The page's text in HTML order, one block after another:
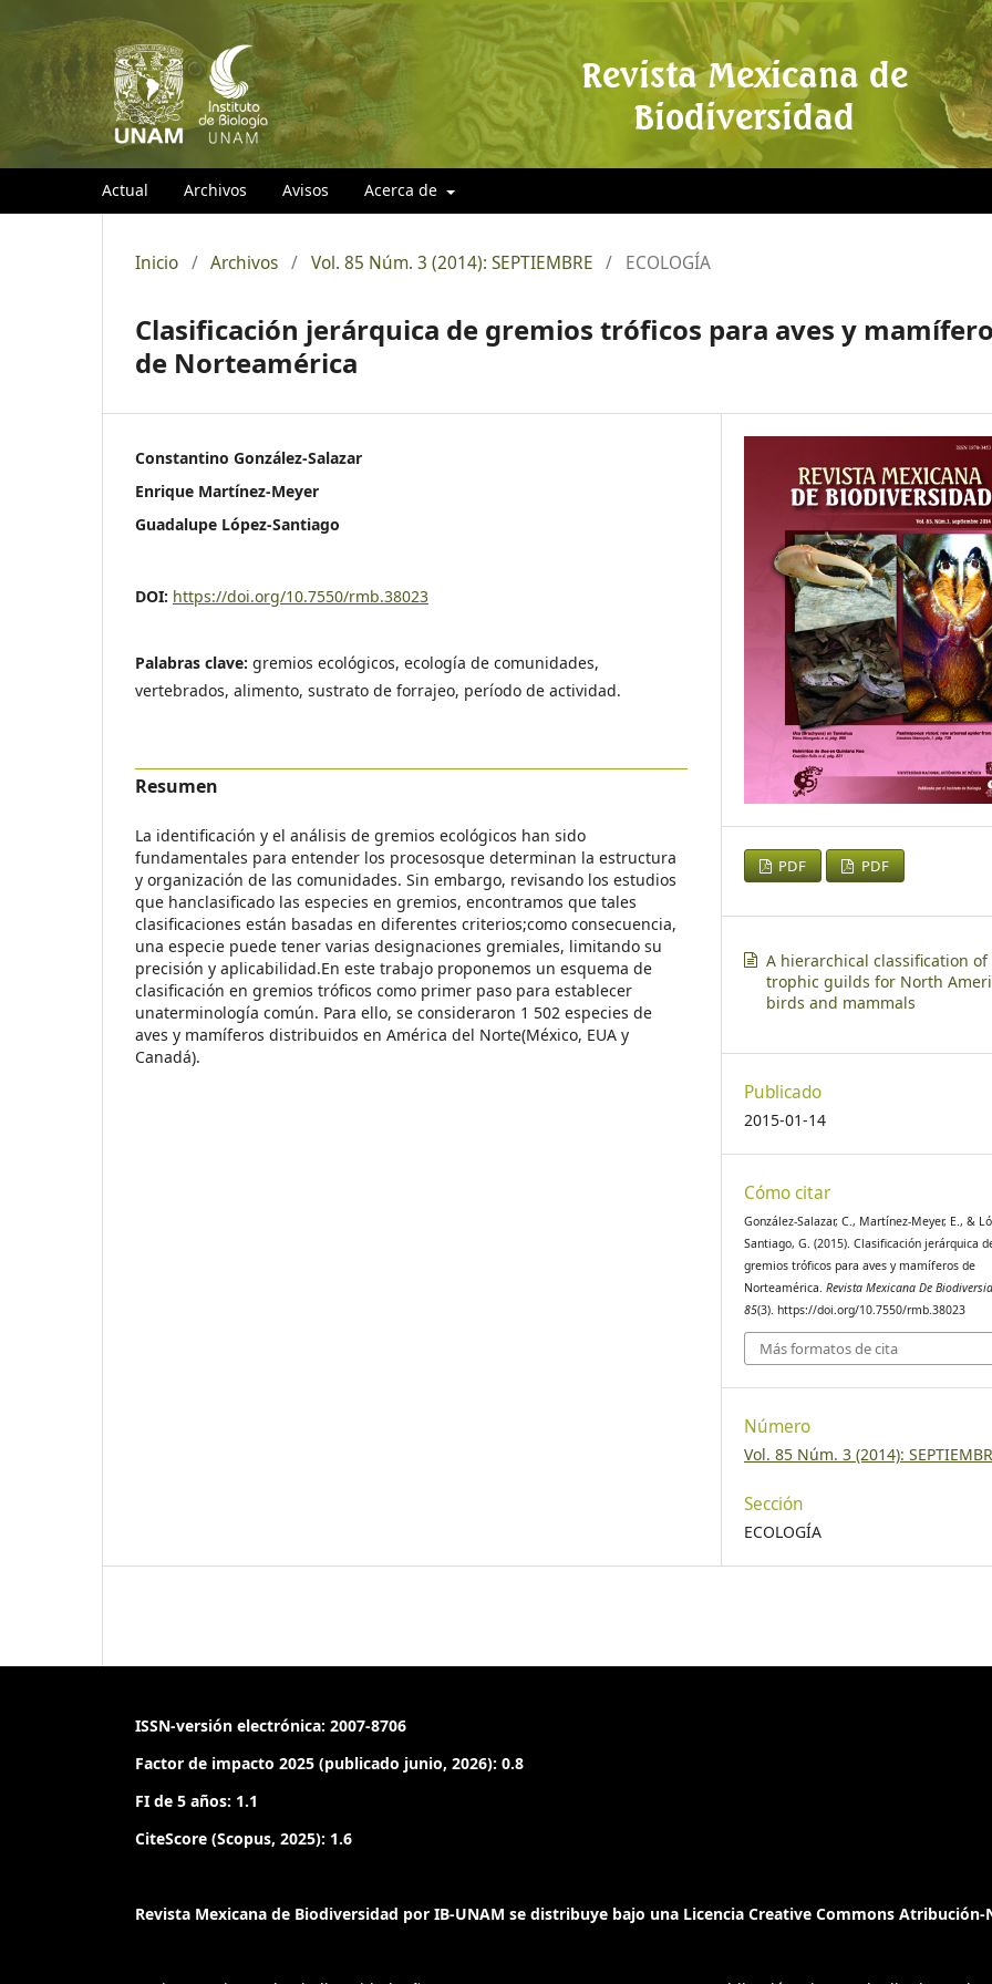
Revista Mexicana de
Biodiversidad
Actual Archivos Avisos Acerca de
Inicio / Archivos / Vol. 85 Núm. 3 (2014): SEPTIEMBRE / ECOLOGÍA
Clasificación jerárquica de gremios tróficos para aves y
de Norteamérica
Constantino González-Salazar
Enrique Martínez-Meyer
Guadalupe López-Santiago
DOI: https://doi.org/10.7550/rmb.38023
Palabras clave: gremios ecológicos, ecología de comunidades,
vertebrados, alimento, sustrato de forrajeo, período de actividad.
Resumen
La identificación y el análisis de gremios ecológicos han sido
fundamentales para entender los procesosque determinan la estructura
y organización de las comunidades. Sin embargo, revisando los estudios
que hanclasificado las especies en gremios, encontramos que tales
clasificaciones están basadas en diferentes criterios;como consecuencia,
una especie puede tener varias designaciones gremiales, limitando su
precisión y aplicabilidad.En este trabajo proponemos un esquema de
clasificación en gremios tróficos como primer paso para establecer
unaterminología común. Para ello, se consideraron 1 502 especies de
aves y mamíferos distribuidos en América del Norte(México, EUA y
Canadá).
PDF PDF
A hierarchical classification of
trophic guilds for North
birds and mammals
Publicado
2015-01-14
Cómo citar
González-Salazar, C., Martínez-Meyer, E., &
Santiago, G. (2015). Clasificación jerárquica
gremios tróficos para aves y mamíferos de
Norteamérica.Revista Mexicana De
85(3). https://doi.org/10.7550/rmb.38023
Más formatos de cita
Número
Vol. 85 Núm. 3 (2014):
Sección
ECOLOGÍA
ISSN-versión electrónica: 2007-8706
Factor de impacto 2025 (publicado junio, 2026): 0.8
FI de 5 años: 1.1
CiteScore (Scopus, 2025): 1.6
Revista Mexicana de Biodiversidad por IB-UNAM se distribuye bajo una Licencia Creative Commons